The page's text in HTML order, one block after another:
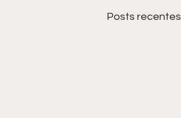
Posts recentes